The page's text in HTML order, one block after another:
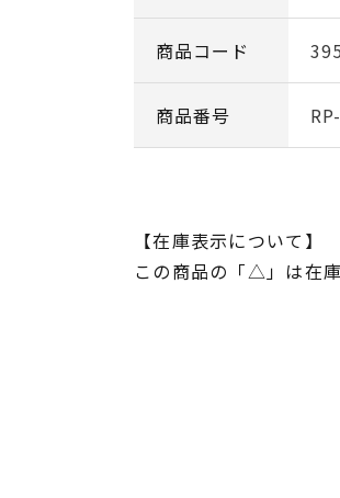
商品コード
商品番号
【在庫表示について】
この商品の「△」は在庫